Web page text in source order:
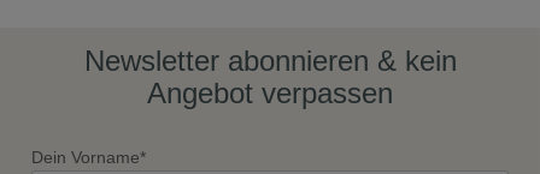
Newsletter abonnieren & kein
Angebot verpassen
Dein Vorname*